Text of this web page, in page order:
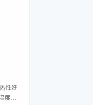
性好
度范